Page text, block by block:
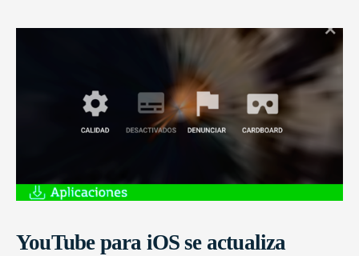
YouTube para iOS se actualiza